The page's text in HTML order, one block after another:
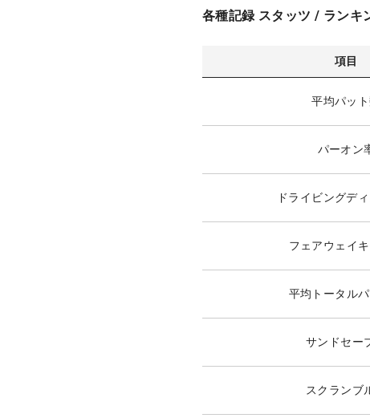
各種記録 スタッツ / ランキ
項目
平均パッ
パーオン
ドライビングデ
フェアウェイ
平均トータル
サンドセー
スクランブ